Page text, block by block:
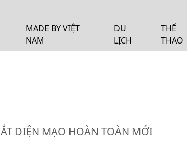
MADE BY VIỆT
NAM
DU
LỊCH
THỂ
THAO
DIỆN MẠO HOÀN TOÀN MỚI